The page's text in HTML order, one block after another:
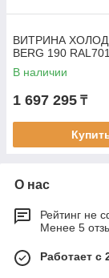
ВИТРИНА
BERG 190
В наличии
1 697 295 ₸
О нас
Рейтинг не
Менее 5
Работает с